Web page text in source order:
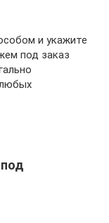
и укажите
под заказ